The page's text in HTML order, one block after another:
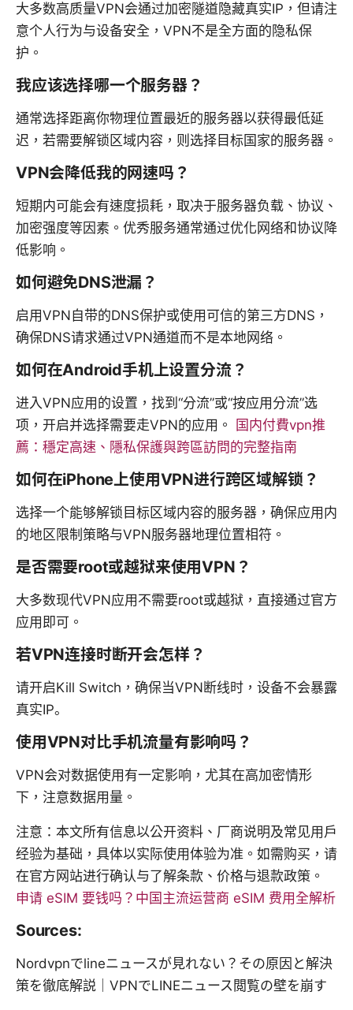
大多数高质量VPN会通过加密隧道隐藏真实IP，但请注
意个人行为与设备安全，VPN不是全方面的隐私保
护。
我应该选择哪一个服务器？
通常选择距离你物理位置最近的服务器以获得最低延
迟，若需要解锁区域内容，则选择目标国家的服务器。
VPN会降低我的网速吗？
短期内可能会有速度损耗，取决于服务器负载、协议、
加密强度等因素。优秀服务通常通过优化网络和协议降
低影响。
如何避免DNS泄漏？
启用VPN自带的DNS保护或使用可信的第三方DNS，
确保DNS请求通过VPN通道而不是本地网络。
如何在Android手机上设置分流？
进入VPN应用的设置，找到“分流”或“按应用分流”选
项，开启并选择需要走VPN的应用。
国内付費vpn推
薦：穩定高速、隱私保護與跨區訪問的完整指南
如何在iPhone上使用VPN进行跨区域解锁？
选择一个能够解锁目标区域内容的服务器，确保应用内
的地区限制策略与VPN服务器地理位置相符。
是否需要root或越狱来使用VPN？
大多数现代VPN应用不需要root或越狱，直接通过官方
应用即可。
若VPN连接时断开会怎样？
请开启Kill Switch，确保当VPN断线时，设备不会暴露
真实IP。
使用VPN对比手机流量有影响吗？
VPN会对数据使用有一定影响，尤其在高加密情形
下，注意数据用量。
注意：本文所有信息以公开资料、厂商说明及常见用户
经验为基础，具体以实际使用体验为准。如需购买，请
在官方网站进行确认与了解条款、价格与退款政策。
申请 eSIM 要钱吗？中国主流运营商 eSIM 费用全解析
Sources:
Nordvpnでlineニュースが見れない？その原因と解決
策を徹底解説｜VPNでLINEニュース閲覧の壁を崩す